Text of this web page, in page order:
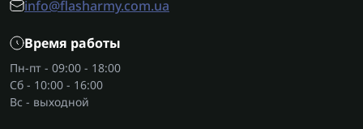
аккумуляторные болгарки
абразивный круг шлифмашинки не выдержит
такую нагрузку.
Виды аккумуляторных
info@flasharmy.com.ua
Время работы
Пн-пт - 09:00 - 18:00
Сб - 10:00 - 16:00
Вс - выходной